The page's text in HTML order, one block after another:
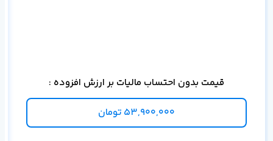
قیمت بدون احتساب مالیات بر ارزش افزوده :
53,900,000 تومان